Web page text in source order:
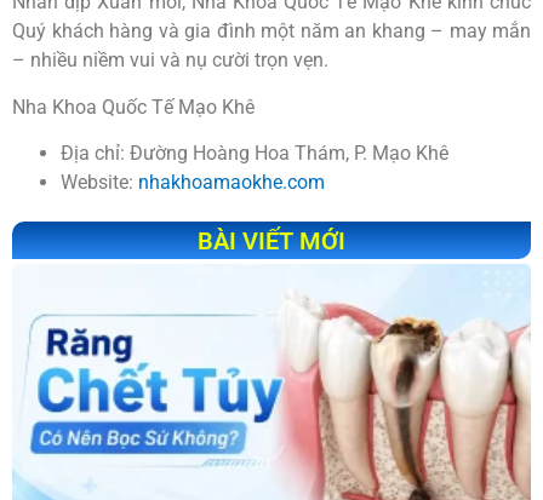
Quý khách hàng và gia đình một năm an khang – may mắn
– nhiều niềm vui và nụ cười trọn vẹn.
Nha Khoa Quốc Tế Mạo Khê
Địa chỉ: Đường Hoàng Hoa Thám, P. Mạo Khê
Website: nhakhoamaokhe.com
BÀI VIẾT MỚI